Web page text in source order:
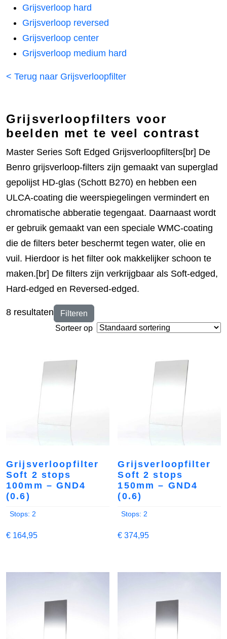
Grijsverloop hard
Grijsverloop reversed
Grijsverloop center
Grijsverloop medium hard
< Terug naar Grijsverloopfilter
Grijsverloopfilters voor
beelden met te veel contrast
Master Series Soft Edged Grijsverloopfilters[br] De
Benro grijsverloop-filters zijn gemaakt van superglad
gepolijst HD-glas (Schott B270) en hebben een
ULCA-coating die weerspiegelingen vermindert en
chromatische abberatie tegengaat. Daarnaast wordt
er gebruik gemaakt van een speciale WMC-coating
die de filters beter beschermt tegen water, olie en
vuil. Hierdoor is het filter ook makkelijker schoon te
maken.[br] De filters zijn verkrijgbaar als Soft-edged,
Hard-edged en Reversed-edged.
Filteren
8 resultaten
Sorteer op
Grijsverloopfilter
Soft 2 stops
100mm – GND4
(0.6)
Stops: 2
€ 164,95
Grijsverloopfilter
Soft 2 stops
150mm – GND4
(0.6)
Stops: 2
€ 374,95